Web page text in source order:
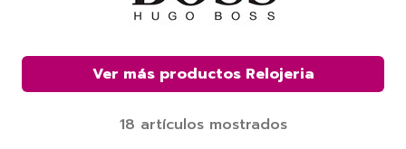
Ver más productos Relojeria
18 artículos mostrados